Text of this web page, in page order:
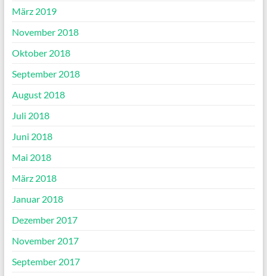
März 2019
November 2018
Oktober 2018
September 2018
August 2018
Juli 2018
Juni 2018
Mai 2018
März 2018
Januar 2018
Dezember 2017
November 2017
September 2017